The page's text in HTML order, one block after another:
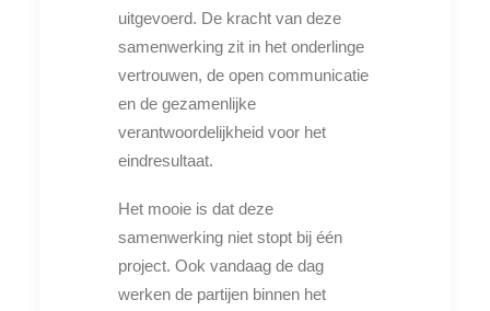
uitgevoerd. De kracht van deze
samenwerking zit in het onderlinge
vertrouwen, de open communicatie
en de gezamenlijke
verantwoordelijkheid voor het
eindresultaat.
Het mooie is dat deze
samenwerking niet stopt bij één
project. Ook vandaag de dag
werken de partijen binnen het